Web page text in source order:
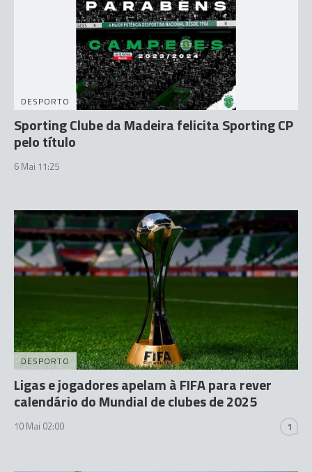
DESPORTO
Sporting Clube da Madeira felicita Sporting CP
pelo título
6 Mai 11:25
DESPORTO
Ligas e jogadores apelam à FIFA para rever
calendário do Mundial de clubes de 2025
10 Mai 02:00 1